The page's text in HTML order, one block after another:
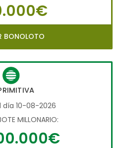
BONOLOTO
día 10-08-2026
MILLONARIO: